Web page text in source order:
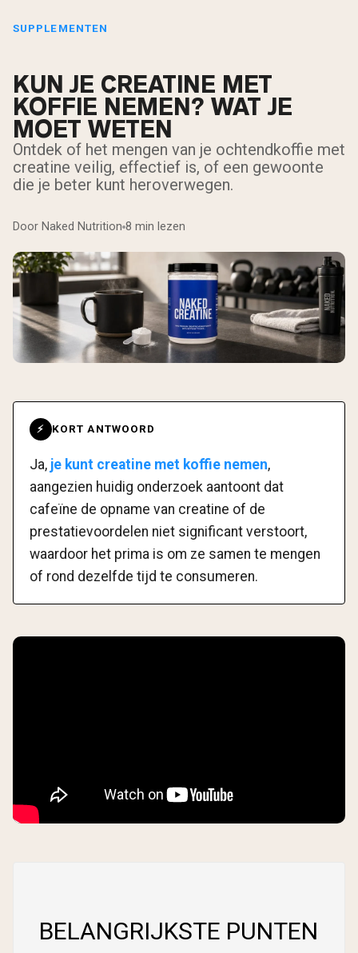
SUPPLEMENTEN
KUN JE CREATINE MET
KOFFIE NEMEN? WAT JE
MOET WETEN
Ontdek of het mengen van je ochtendkoffie met
creatine veilig, effectief is, of een gewoonte
die je beter kunt heroverwegen.
Door Naked Nutrition 8 min lezen
⚡ KORT ANTWOORD
Ja, je kunt creatine met koffie nemen,
aangezien huidig onderzoek aantoont dat
cafeïne de opname van creatine of de
prestatievoordelen niet significant verstoort,
waardoor het prima is om ze samen te mengen
of rond dezelfde tijd te consumeren.
BELANGRIJKSTE PUNTEN